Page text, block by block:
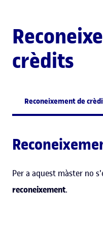
crèdits
Reconeixement de
Per a aquest màster no
reconeixement.